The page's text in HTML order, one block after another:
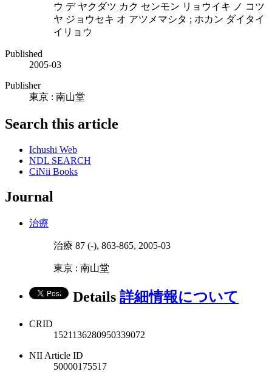
ウ デ ヤクダツ カク センモン リョウイキ ノ コツ
ヤ ジョウセキ オ アツメマシタ ; ホカン ダイタイ
イリョウ
Published
2005-03
Publisher
東京 : 南山堂
Search this article
Ichushi Web
NDL SEARCH
CiNii Books
Journal
治療
治療 87 (-), 863-865, 2005-03
東京 : 南山堂
Details 詳細情報について
CRID
1521136280950339072
NII Article ID
50000175517